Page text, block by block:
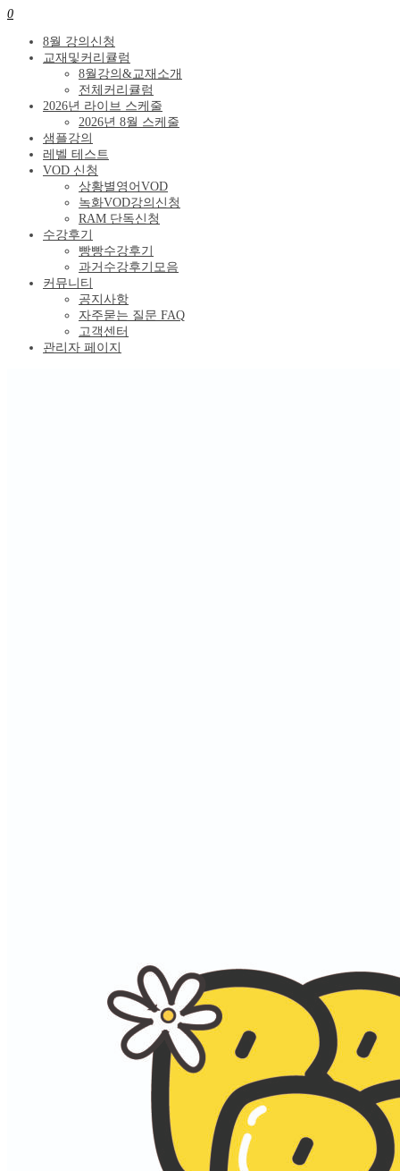
0
8월 강의신청
교재및커리큘럼
8월강의&교재소개
전체커리큘럼
2026년 라이브 스케줄
2026년 8월 스케줄
샘플강의
레벨 테스트
VOD 신청
상황별영어VOD
녹화VOD강의신청
RAM 단독신청
수강후기
빵빵수강후기
과거수강후기모음
커뮤니티
공지사항
자주묻는 질문 FAQ
고객센터
관리자 페이지